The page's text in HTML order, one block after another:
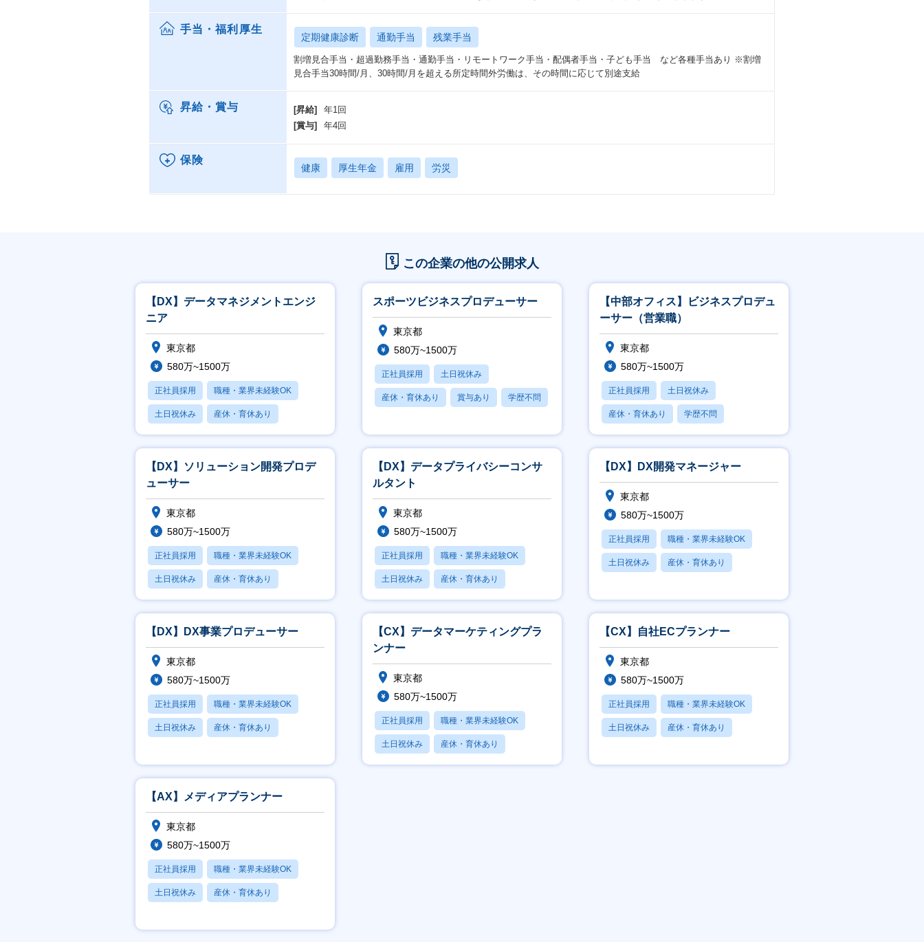
手当・福利厚生
定期健康診断 通勤手当 残業手当
割増見合手当・超過勤務手当・通勤手当・リモートワーク手当・配偶者手当・子ども手当 など各種手当あり ※割増
見合手当30時間/月、30時間/月を超える所定時間外労働は、その時間に応じて別途支給
昇給・賞与 [昇給]
年1回
[賞与]
年4回
保険
健康 厚生年金 雇用 労災
この企業の他の公開求人
【DX】データマネジメントエンジ
ニア
東京都
580万~1500万
正社員採用 職種・業界未経験OK
土日祝休み 産休・育休あり
月残業20時間以内
スポーツビジネスプロデューサー
東京都
580万~1500万
正社員採用 土日祝休み
産休・育休あり 賞与あり 学歴不問
【中部オフィス】ビジネスプロデュ
ーサー（営業職）
東京都
580万~1500万
正社員採用 土日祝休み
産休・育休あり 学歴不問
フレックス
【DX】ソリューション開発プロデ
ューサー
東京都
580万~1500万
正社員採用 職種・業界未経験OK
土日祝休み 産休・育休あり
月残業20時間以内
【DX】データプライバシーコンサ
ルタント
東京都
580万~1500万
正社員採用 職種・業界未経験OK
土日祝休み 産休・育休あり
月残業20時間以内
【DX】DX開発マネージャー
東京都
580万~1500万
正社員採用 職種・業界未経験OK
土日祝休み 産休・育休あり
【DX】DX事業プロデューサー
東京都
580万~1500万
正社員採用 職種・業界未経験OK
土日祝休み 産休・育休あり
【CX】データマーケティングプラ
ンナー
東京都
580万~1500万
正社員採用 職種・業界未経験OK
土日祝休み 産休・育休あり
月残業20時間以内
【CX】自社ECプランナー
東京都
580万~1500万
正社員採用 職種・業界未経験OK
土日祝休み 産休・育休あり
【AX】メディアプランナー
東京都
580万~1500万
正社員採用 職種・業界未経験OK
土日祝休み 産休・育休あり